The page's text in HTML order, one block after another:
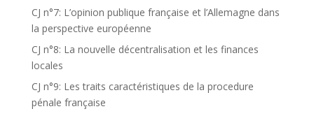
CJ n°7: L’opinion publique française et l’Allemagne dans
la perspective européenne
CJ n°8: La nouvelle décentralisation et les finances
locales
CJ n°9: Les traits caractéristiques de la procedure
pénale française